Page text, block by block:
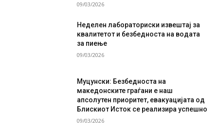
09/03/2026
Неделен лабораториски извештај за
квалитетот и безбедноста на водата
за пиење
09/03/2026
Муцунски: Безбедноста на
македонските граѓани е наш
апсолутен приоритет, евакуацијата од
Блискиот Исток се реализира успешно
09/03/2026